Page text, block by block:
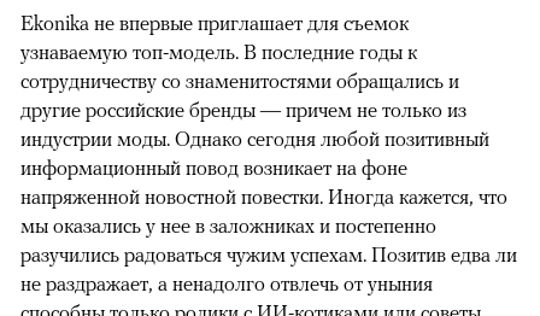
Ekonika не впервые приглашает для съемок
узнаваемую топ-модель. В последние годы к
сотрудничеству со знаменитостями обращались и
другие российские бренды — причем не только из
индустрии моды. Однако сегодня любой позитивный
информационный повод возникает на фоне
напряженной новостной повестки. Иногда кажется, что
мы оказались у нее в заложниках и постепенно
разучились радоваться чужим успехам. Позитив едва ли
не раздражает, а ненадолго отвлечь от уныния